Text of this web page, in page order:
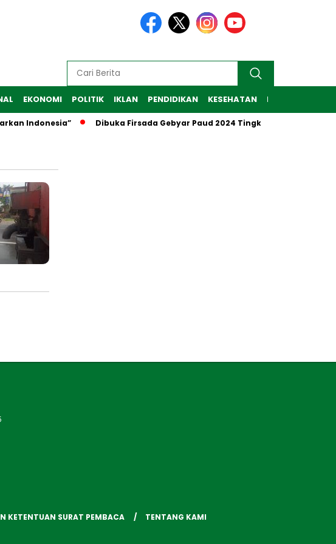
EKONOMI POLITIK IKLAN PENDIDIKAN KESEHATAN RAGAM
Indonesia” Dibuka Firsada Gebyar Paud 2024 Tingkat Kabupaten
KETENTUAN SURAT PEMBACA TENTANG KAMI